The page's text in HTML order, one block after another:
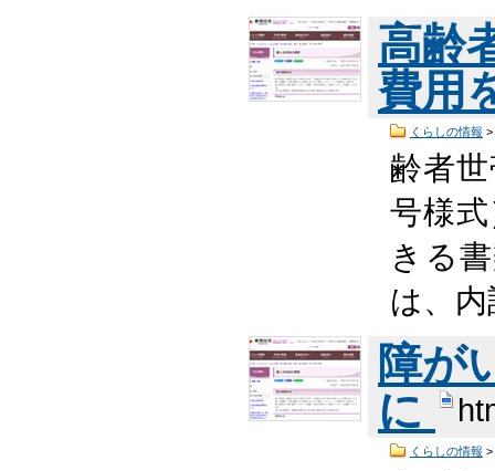
高齢
費用
くらしの情報 >
齢者
号様
きる
は、
障が
に
くらしの情報 >